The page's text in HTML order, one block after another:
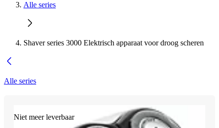
Alle series
Shaver series 3000 Elektrisch apparaat voor droog scheren
Alle series
Niet meer leverbaar